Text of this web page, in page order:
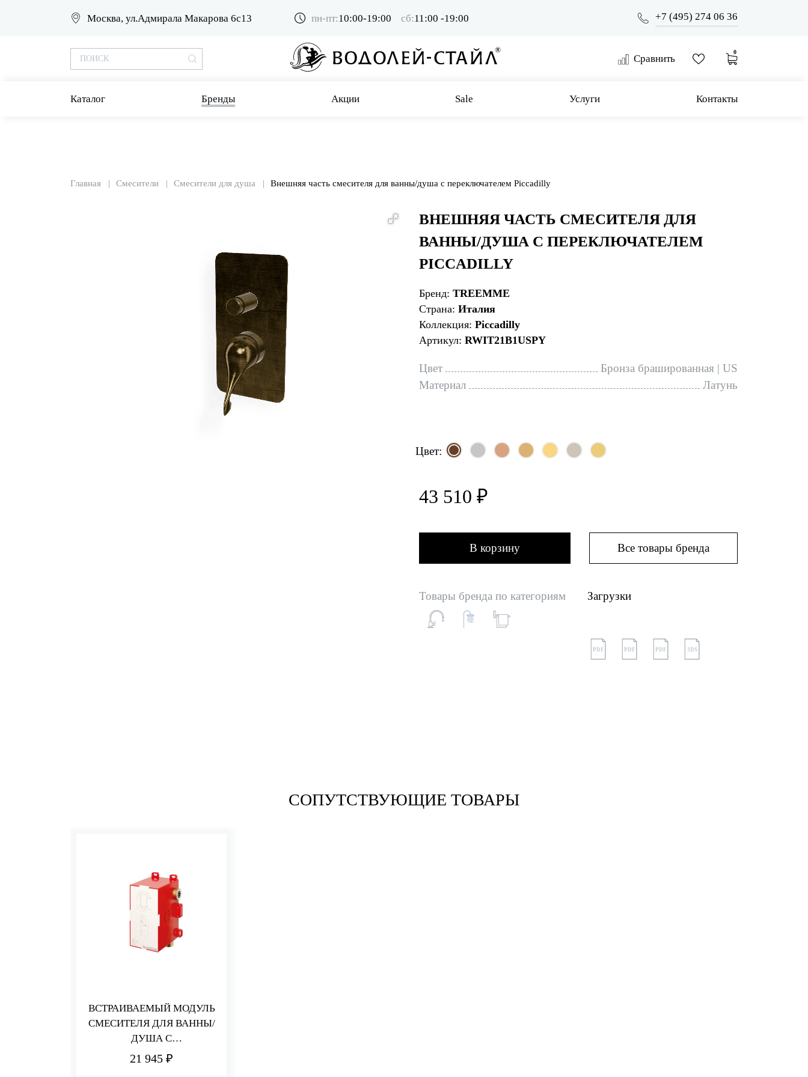
Москва, ул.Адмирала Макарова 6с13 пн-пт:10:00-19:00 сб:11:00 -19:00 +7 (495) 274 06 36
Сравнить
0
Каталог Бренды Акции Sale Услуги Контакты
Главная Смесители Смесители для душа Внешняя часть смесителя для ванны/душа с переключателем Piccadilly
ВНЕШНЯЯ ЧАСТЬ СМЕСИТЕЛЯ ДЛЯ
ВАННЫ/ДУША С ПЕРЕКЛЮЧАТЕЛЕМ
PICCADILLY
Бренд: TREEMME
Страна: Италия
Коллекция: Piccadilly
Артикул: RWIT21B1USPY
Цвет
Бронза брашированная | US
Материал
Латунь
Цвет:
43 510 ₽
В корзину Все товары бренда
Товары бренда по категориям Загрузки
PDF PDF PDF 3DS
СОПУТСТВУЮЩИЕ ТОВАРЫ
ВСТРАИВАЕМЫЙ МОДУЛЬ
СМЕСИТЕЛЯ ДЛЯ ВАННЫ/
ДУША С
ПЕРЕКЛЮЧАТЕЛЕМ
21 945 ₽